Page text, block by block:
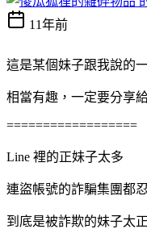
11年前
這是某個妹子跟我說的
相當有趣，一定要分享
==================
Line 裡的正妹子太多
連盜帳號的詐騙集團都
到底是被詐欺的妹子太